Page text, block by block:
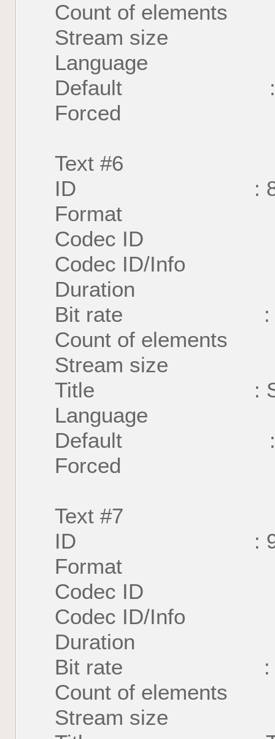
Count of
Stream size :
Language :
Default :
Forced :
Text #6
ID :
Format :
Codec ID :
Codec ID/Info :
Duration : 57
Bit rate : 35
Count of
Stream size :
Title :
Language :
Default :
Forced :
Text #7
ID :
Format :
Codec ID :
Codec ID/Info :
Duration : 57
Bit rate : 31
Count of
Stream size :